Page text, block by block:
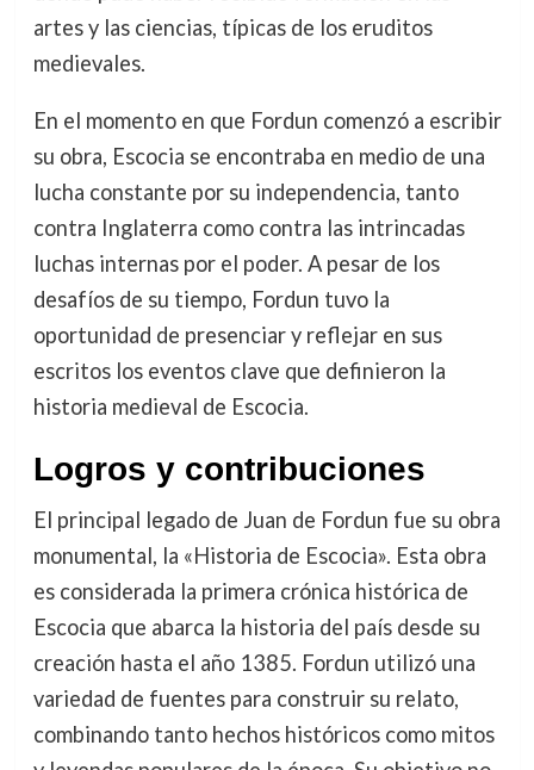
artes y las ciencias, típicas de los eruditos
medievales.
En el momento en que Fordun comenzó a escribir
su obra, Escocia se encontraba en medio de una
lucha constante por su independencia, tanto
contra Inglaterra como contra las intrincadas
luchas internas por el poder. A pesar de los
desafíos de su tiempo, Fordun tuvo la
oportunidad de presenciar y reflejar en sus
escritos los eventos clave que definieron la
historia medieval de Escocia.
Logros y contribuciones
El principal legado de Juan de Fordun fue su obra
monumental, la «Historia de Escocia». Esta obra
es considerada la primera crónica histórica de
Escocia que abarca la historia del país desde su
creación hasta el año 1385. Fordun utilizó una
variedad de fuentes para construir su relato,
combinando tanto hechos históricos como mitos